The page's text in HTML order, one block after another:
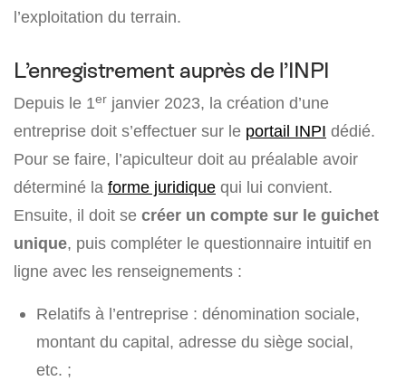
l’exploitation du terrain.
L’enregistrement auprès de l’INPI
Depuis le 1er janvier 2023, la création d’une
entreprise doit s’effectuer sur le portail INPI dédié.
Pour se faire, l’apiculteur doit au préalable avoir
déterminé la forme juridique qui lui convient.
Ensuite, il doit se créer un compte sur le guichet
unique, puis compléter le questionnaire intuitif en
ligne avec les renseignements :
Relatifs à l’entreprise : dénomination sociale,
montant du capital, adresse du siège social,
etc. ;